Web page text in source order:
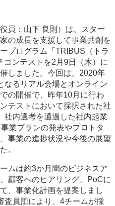
員：山下 良則）は、スター
の成長を支援して事業共創を
プログラム「TRIBUS（トラ
ンテストを2月9日（木）に
しました。今回は、2020年
なるリアル会場とオンライン
の開催で、昨年10月に行わ
テストにおいて採択された社
社内選考を通過した社内起業
業プランの発表やプロトタ
事業の進捗状況や今後の展望
。
ムは約3か月間のビジネスア
顧客へのヒアリング、PoCに
、事業化計画を提案しまし
査員団により、4チームが採